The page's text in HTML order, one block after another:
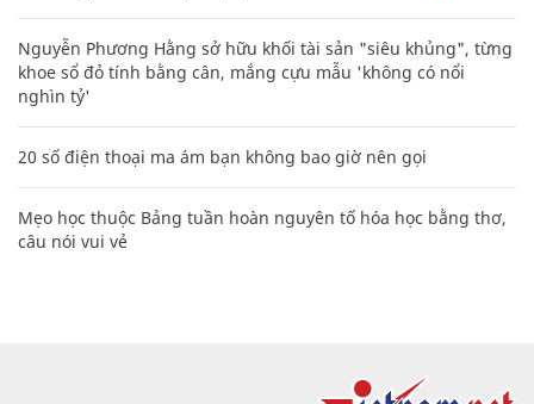
Nguyễn Phương Hằng sở hữu khối tài sản "siêu khủng", từng
khoe sổ đỏ tính bằng cân, mắng cựu mẫu 'không có nổi
nghìn tỷ'
20 số điện thoại ma ám bạn không bao giờ nên gọi
Mẹo học thuộc Bảng tuần hoàn nguyên tố hóa học bằng thơ,
câu nói vui vẻ